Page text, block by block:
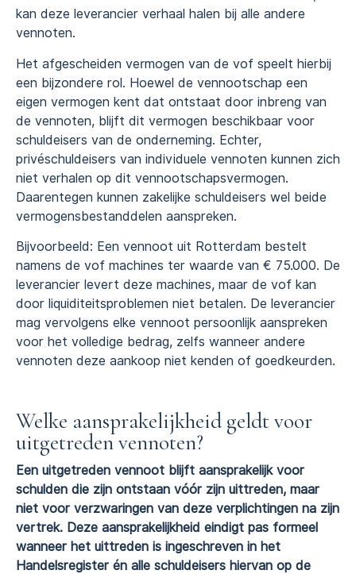
kan deze leverancier verhaal halen bij alle andere
vennoten.
Het afgescheiden vermogen van de vof speelt hierbij
een bijzondere rol. Hoewel de vennootschap een
eigen vermogen kent dat ontstaat door inbreng van
de vennoten, blijft dit vermogen beschikbaar voor
schuldeisers van de onderneming. Echter,
privéschuldeisers van individuele vennoten kunnen zich
niet verhalen op dit vennootschapsvermogen.
Daarentegen kunnen zakelijke schuldeisers wel beide
vermogensbestanddelen aanspreken.
Bijvoorbeeld: Een vennoot uit Rotterdam bestelt
namens de vof machines ter waarde van € 75.000. De
leverancier levert deze machines, maar de vof kan
door liquiditeitsproblemen niet betalen. De leverancier
mag vervolgens elke vennoot persoonlijk aanspreken
voor het volledige bedrag, zelfs wanneer andere
vennoten deze aankoop niet kenden of goedkeurden.
Welke aansprakelijkheid geldt voor
uitgetreden vennoten?
Een uitgetreden vennoot blijft aansprakelijk voor
schulden die zijn ontstaan vóór zijn uittreden, maar
niet voor verzwaringen van deze verplichtingen na zijn
vertrek. Deze aansprakelijkheid eindigt pas formeel
wanneer het uittreden is ingeschreven in het
Handelsregister én alle schuldeisers hiervan op de